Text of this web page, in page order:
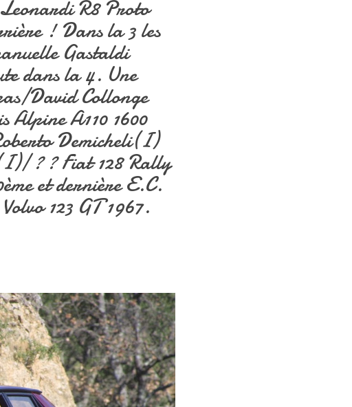
R8 Proto
! Dans la 3 les
Gastaldi
dans la 4. Une
David Collonge
Alpine A110 1600
Demicheli(I)
? ? Fiat 128 Rally
et dernière E.C.
123 GT 1967.